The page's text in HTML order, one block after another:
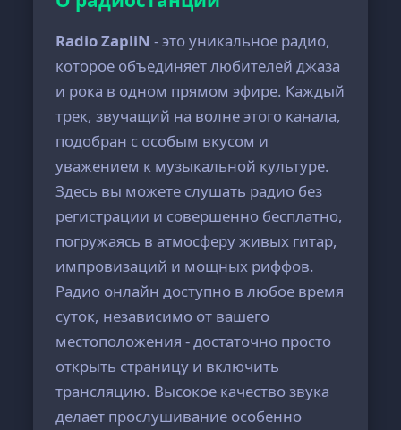
Radio ZapliN - это уникальное радио,
которое объединяет любителей джаза
и рока в одном прямом эфире. Каждый
трек, звучащий на волне этого канала,
подобран с особым вкусом и
уважением к музыкальной культуре.
Здесь вы можете слушать радио без
регистрации и совершенно бесплатно,
погружаясь в атмосферу живых гитар,
импровизаций и мощных риффов.
Радио онлайн доступно в любое время
суток, независимо от вашего
местоположения - достаточно просто
открыть страницу и включить
трансляцию. Высокое качество звука
делает прослушивание особенно